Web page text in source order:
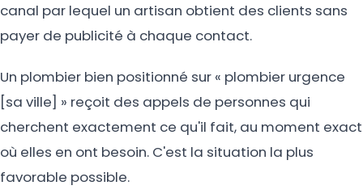
canal par lequel un artisan obtient des clients sans
payer de publicité à chaque contact.
Un plombier bien positionné sur « plombier urgence
[sa ville] » reçoit des appels de personnes qui
cherchent exactement ce qu'il fait, au moment exact
où elles en ont besoin. C'est la situation la plus
favorable possible.